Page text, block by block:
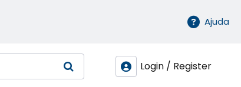
Ajuda
Login / Register